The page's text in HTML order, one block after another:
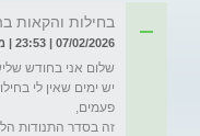
בחילות והקאות
07/02/2026 | 23:53 | מאת: מלכה
זה בסדר התנודות